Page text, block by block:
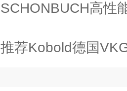
SCHONBUCH高性能
推荐Kobold德国